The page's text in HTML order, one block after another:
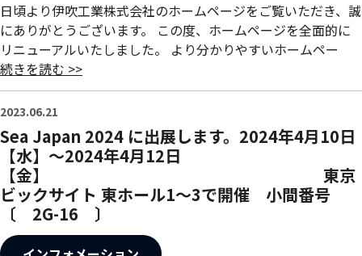
日頃より伊吹工業株式会社のホームページをご覧いただき、誠
にありがとうございます。 この度、ホームページを全面的に
リニューアルいたしました。 より分かりやすいホームペー
続きを読む >>
2023.06.21
Sea Japan 2024 に出展します。2024年4月10日
【水】～2024年4月12日
【金】 東京
ビックサイト 東ホール1～3で開催 小間番号
〔 2G-16 〕